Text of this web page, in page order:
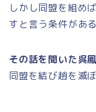
しかし同盟を組め
すと言う条件があ
その話を聞いた呉
同盟を結び趙を滅